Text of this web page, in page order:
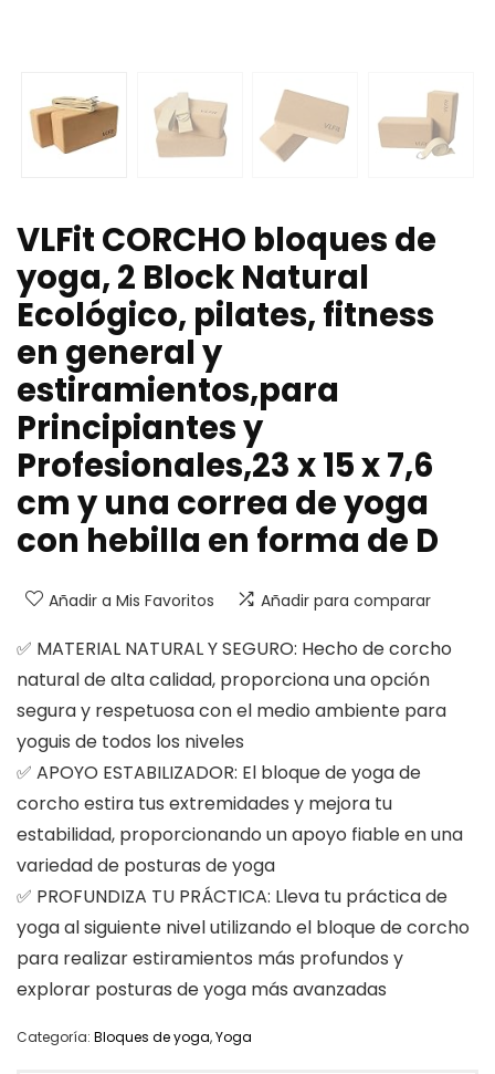
VLFit CORCHO bloques de
yoga, 2 Block Natural
Ecológico, pilates, fitness
en general y
estiramientos,para
Principiantes y
Profesionales,23 x 15 x 7,6
cm y una correa de yoga
con hebilla en forma de D
Añadir a Mis Favoritos Añadir para comparar
✅ MATERIAL NATURAL Y SEGURO: Hecho de corcho
natural de alta calidad, proporciona una opción
segura y respetuosa con el medio ambiente para
yoguis de todos los niveles
✅ APOYO ESTABILIZADOR: El bloque de yoga de
corcho estira tus extremidades y mejora tu
estabilidad, proporcionando un apoyo fiable en una
variedad de posturas de yoga
✅ PROFUNDIZA TU PRÁCTICA: Lleva tu práctica de
yoga al siguiente nivel utilizando el bloque de corcho
para realizar estiramientos más profundos y
explorar posturas de yoga más avanzadas
Categoría: Bloques de yoga,Yoga